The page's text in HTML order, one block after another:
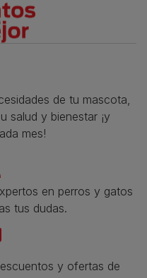
de tu mascota,
salud y bienestar ¡y
mes!
en perros y gatos
tus dudas.​
y ofertas de